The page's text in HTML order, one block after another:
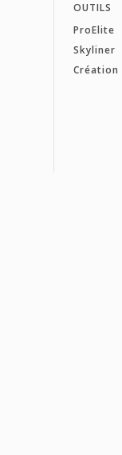
OUTILS
ProElite
Skyliner